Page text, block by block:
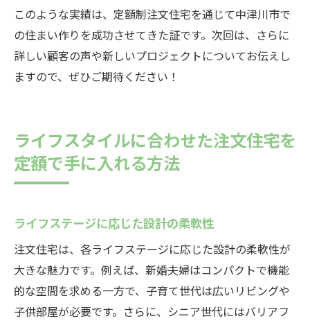
このような実績は、定額制注文住宅を通じて中津川市で
の住まい作りを成功させてきた証です。次回は、さらに
詳しい顧客の声や新しいプロジェクトについてお伝えし
ますので、ぜひご期待ください！
ライフスタイルに合わせた注文住宅を
定額で手に入れる方法
ライフステージに応じた設計の柔軟性
注文住宅は、各ライフステージに応じた設計の柔軟性が
大きな魅力です。例えば、新婚夫婦はコンパクトで機能
的な空間を求める一方で、子育て世代は広いリビングや
子供部屋が必要です。さらに、シニア世代にはバリアフ